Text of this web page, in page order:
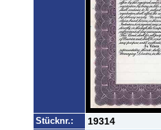
Stücknr.: 19314